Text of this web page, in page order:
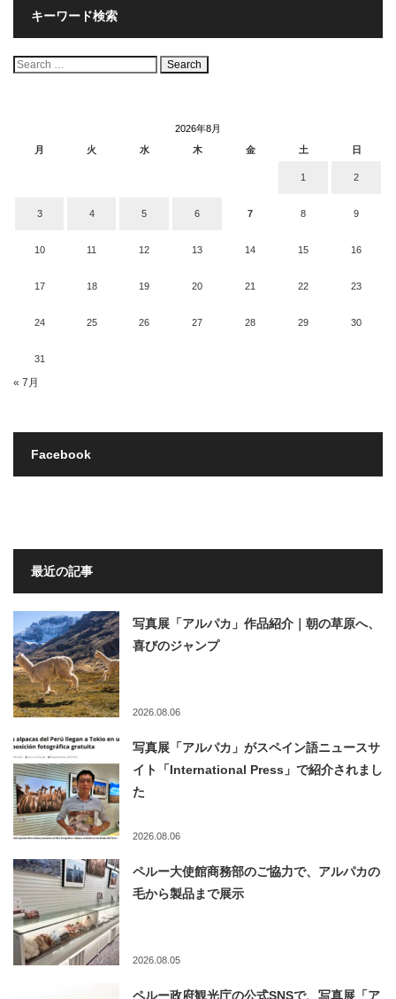
キーワード検索
検
索:
2026年8月
月
火 水 木 金 土 日
1 2
3 4 5 6 7 8 9
10 11 12 13 14 15 16
17 18 19 20 21 22 23
24 25 26 27 28 29 30
31
« 7月
Facebook
最近の記事
写真展「アルパカ」作品紹介｜朝の草原へ、
喜びのジャンプ
2026.08.06
写真展「アルパカ」がスペイン語ニュースサ
イト「International Press」で紹介されまし
た
2026.08.06
ペルー大使館商務部のご協力で、アルパカの
毛から製品まで展示
2026.08.05
ペルー政府観光庁の公式SNSで、写真展「ア